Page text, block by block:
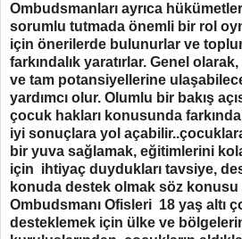
Ombudsmanları ayrıca
sorumlu tutmada önemli bir rol
için önerilerde bulunurlar ve
farkındalık yaratırlar. Genel
ve tam potansiyellerine
yardımcı olur. Olumlu bir bakış
çocuk hakları konusunda
iyi sonuçlara yol
bir yuva sağlamak, eğitimlerini
için ihtiyaç duydukları tavsiye,
konuda destek olmak söz
Ombudsmanı Ofisleri 18 yaş altı
desteklemek için ülke ve